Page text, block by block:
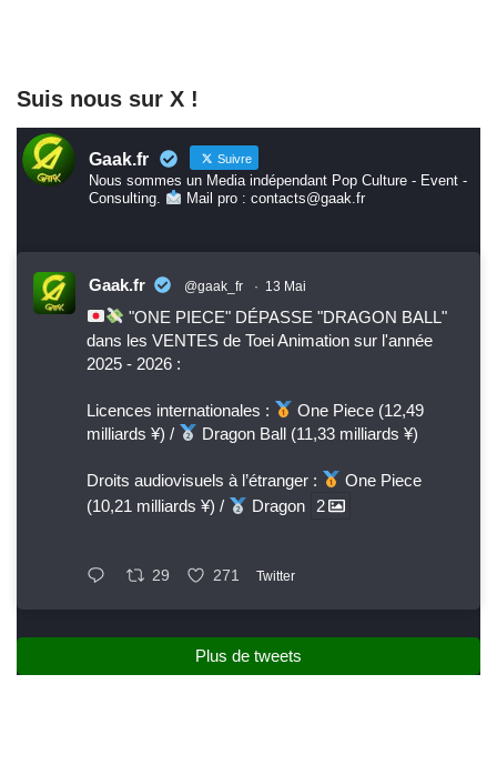
Suis nous sur X !
Gaak.fr Suivre
Nous sommes un Media indépendant Pop Culture - Event -
Consulting.
Mail pro : contacts@gaak.fr
Gaak.fr @gaak_fr · 13 Mai
"ONE PIECE" DÉPASSE "DRAGON BALL"
dans les VENTES de Toei Animation sur l'année
2025 - 2026 :
Licences internationales :
One Piece (12,49
milliards ¥) /
Dragon Ball (11,33 milliards ¥)
Droits audiovisuels à l’étranger :
One Piece
(10,21 milliards ¥) /
Dragon 2
29 271 Twitter
Plus de tweets